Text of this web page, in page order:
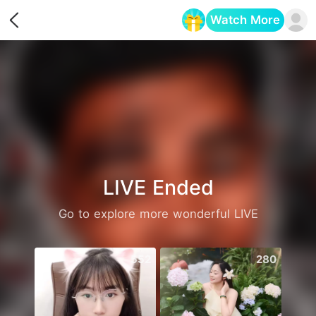
Watch More
LIVE Ended
Go to explore more wonderful LIVE
552 280